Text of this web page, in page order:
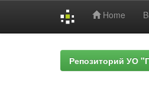
Home
Репозиторий УО